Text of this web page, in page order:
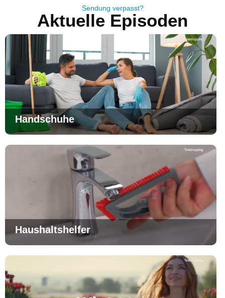
Sendung verpasst?
Aktuelle Episoden
Handschuhe
Haushaltshelfer